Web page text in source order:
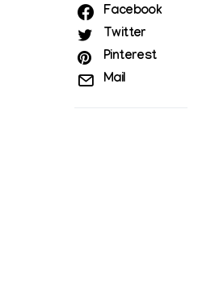
Facebook
Twitter
Pinterest
Mail